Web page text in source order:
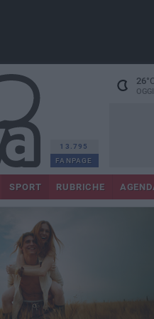
13.795
FANPAGE
26
SPORT RUBRICHE